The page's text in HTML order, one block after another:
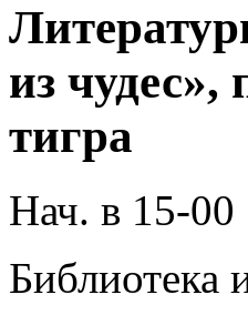
из
тигра
Нач. в 15-00
Библиотека